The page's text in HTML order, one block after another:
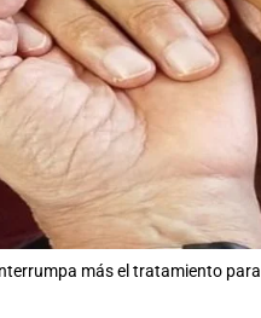
más el tratamiento